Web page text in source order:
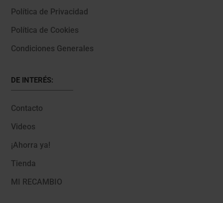
Política de Privacidad
Política de Cookies
Condiciones Generales
DE INTERÉS:
Contacto
Videos
¡Ahorra ya!
Tienda
MI RECAMBIO